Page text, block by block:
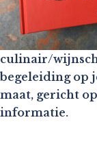
culinair/
begeleiding op
maat, gericht
informatie.